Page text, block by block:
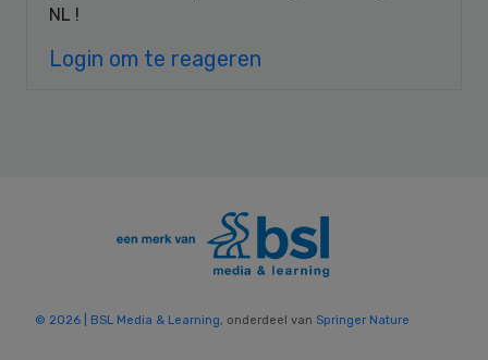
NL !
Login om te reageren
© 2026 | BSL Media & Learning, onderdeel van Springer Nature